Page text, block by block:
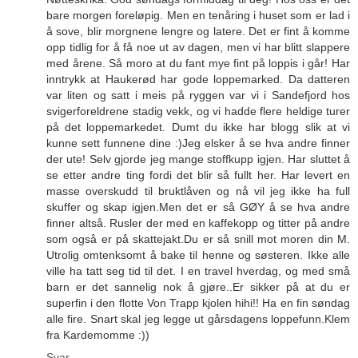
bare morgen foreløpig. Men en tenåring i huset som er lad i
å sove, blir morgnene lengre og latere. Det er fint å komme
opp tidlig for å få noe ut av dagen, men vi har blitt slappere
med årene. Så moro at du fant mye fint på loppis i går! Har
inntrykk at Haukerød har gode loppemarked. Da datteren
var liten og satt i meis på ryggen var vi i Sandefjord hos
svigerforeldrene stadig vekk, og vi hadde flere heldige turer
på det loppemarkedet. Dumt du ikke har blogg slik at vi
kunne sett funnene dine :)Jeg elsker å se hva andre finner
der ute! Selv gjorde jeg mange stoffkupp igjen. Har sluttet å
se etter andre ting fordi det blir så fullt her. Har levert en
masse overskudd til bruktlåven og nå vil jeg ikke ha full
skuffer og skap igjen.Men det er så GØY å se hva andre
finner altså. Rusler der med en kaffekopp og titter på andre
som også er på skattejakt.Du er så snill mot moren din M.
Utrolig omtenksomt å bake til henne og søsteren. Ikke alle
ville ha tatt seg tid til det. I en travel hverdag, og med små
barn er det sannelig nok å gjøre..Er sikker på at du er
superfin i den flotte Von Trapp kjolen hihi!! Ha en fin søndag
alle fire. Snart skal jeg legge ut gårsdagens loppefunn.Klem
fra Kardemomme :))